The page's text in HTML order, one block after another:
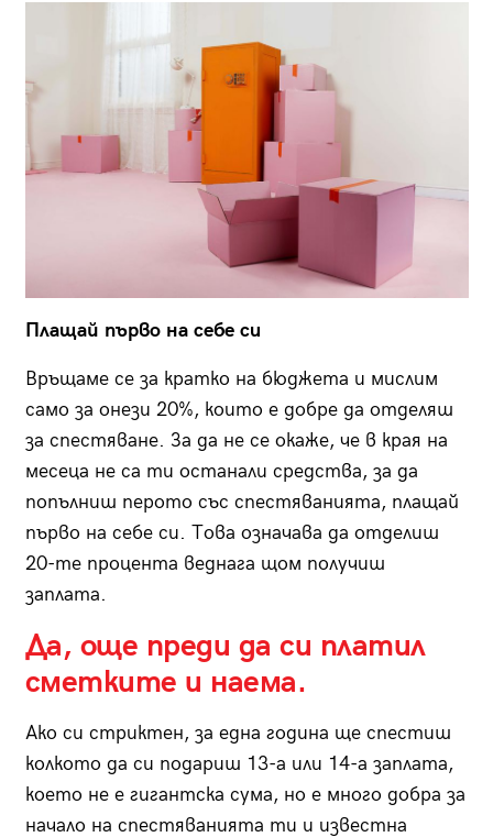
Плащай първо на себе си
Връщаме се за кратко на бюджета и мислим
само за онези 20%, които е добре да отделяш
за спестяване. За да не се окаже, че в края на
месеца не са ти останали средства, за да
попълниш перото със спестяванията, плащай
първо на себе си. Това означава да отделиш
20-те процента веднага щом получиш
заплата.
Да, още преди да си платил
сметките и наема.
Ако си стриктен, за една година ще спестиш
колкото да си подариш 13-а или 14-а заплата,
което не е гигантска сума, но е много добра за
начало на спестяванията ти и известна